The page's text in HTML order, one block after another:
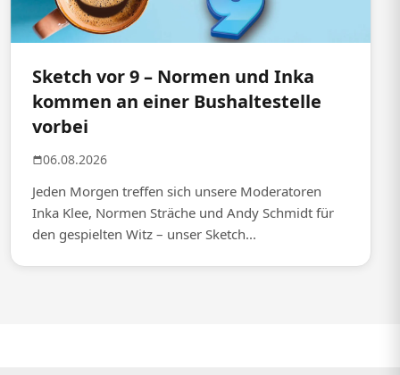
Sketch vor 9 – Normen und Inka
kommen an einer Bushaltestelle
vorbei
06.08.2026
Jeden Morgen treffen sich unsere Moderatoren
Inka Klee, Normen Sträche und Andy Schmidt für
den gespielten Witz – unser Sketch...